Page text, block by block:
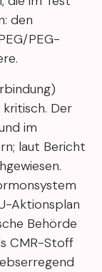
den
PEG-
Der
im
laut Bericht
Aktionsplan
Behörde
CMR-Stoff